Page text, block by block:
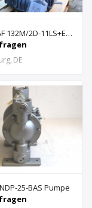
BECKER AF 132M/2D-11LS+E3/2106
DE
25-BAS Pumpe